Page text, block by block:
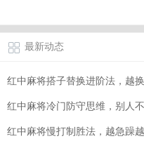
最新动态
红中麻将搭子替换进阶法，越
红中麻将冷门防守思维，别人
红中麻将慢打制胜法，越急躁